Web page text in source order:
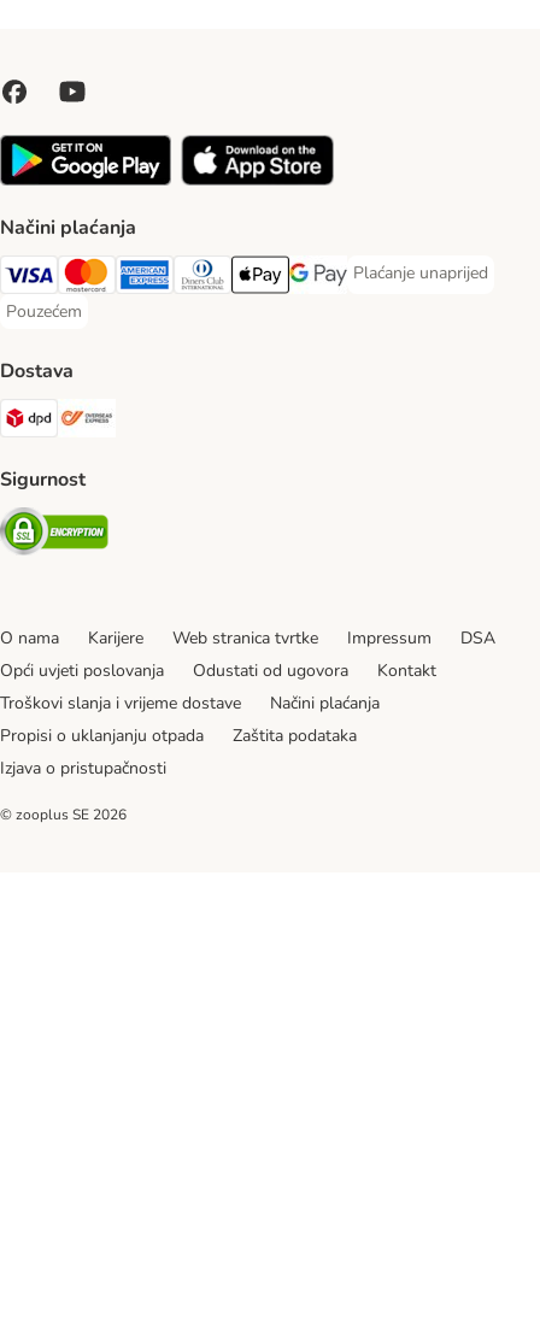
Načini plaćanja
Visa Payment Method
MasterCard Payment Method
American Express Payment Method
Diners Club Payment Method
Payment MethodGoogle pay Payment Method
Plaćanje unaprijed
Plaćanje unaprijed
Pouzećem
Pouzećem Payment Method
Dostava
DPD Shipping Method
Sigurnost
Security
O nama Karijere Web stranica tvrtke Impressum
DSA
Opći uvjeti poslovanja
Odustati od ugovora
Kontakt
Troškovi slanja i vrijeme dostave
Načini plaćanja
Propisi o uklanjanju otpada
Zaštita podataka
Izjava o pristupačnosti
© zooplus SE 2026